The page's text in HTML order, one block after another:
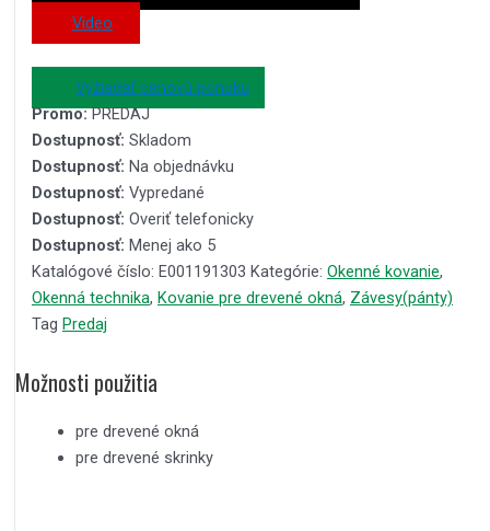
Video
Vyžiadať cenovú ponuku
Promo:PREDAJ
Dostupnosť: Skladom
Dostupnosť: Na objednávku
Dostupnosť: Vypredané
Dostupnosť: Overiť telefonicky
Dostupnosť: Menej ako 5
Katalógové číslo: E001191303 Kategórie: Okenné kovanie,
Okenná technika, Kovanie pre drevené okná, Závesy(pánty)
Tag Predaj
Možnosti použitia
pre drevené okná
pre drevené skrinky